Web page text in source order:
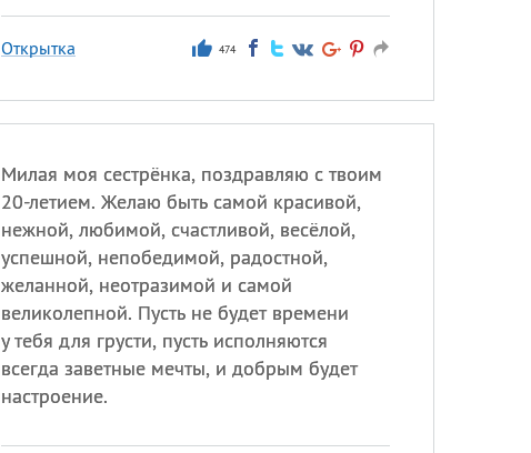
Открытка 474
Милая моя сестрёнка, поздравляю с твоим
20-летием. Желаю быть самой красивой,
нежной, любимой, счастливой, весёлой,
успешной, непобедимой, радостной,
желанной, неотразимой и самой
великолепной. Пусть не будет времени
у тебя для грусти, пусть исполняются
всегда заветные мечты, и добрым будет
настроение.